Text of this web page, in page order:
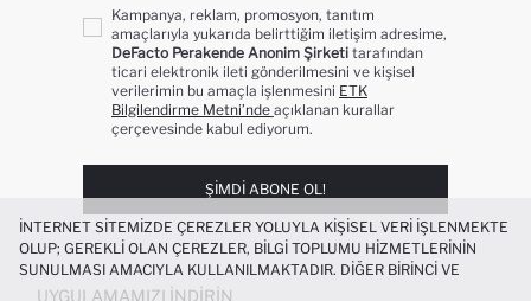
Kampanya, reklam, promosyon, tanıtım
amaçlarıyla yukarıda belirttiğim iletişim adresime,
DeFacto Perakende Anonim Şirketi tarafından
ticari elektronik ileti gönderilmesini ve kişisel
verilerimin bu amaçla işlenmesini ETK
Bilgilendirme Metni’nde açıklanan kurallar
çerçevesinde kabul ediyorum.
ŞIMDI ABONE OL!
UYGULAMAMIZI İNDIRIN
İNTERNET SITEMIZDE ÇEREZLER YOLUYLA KIŞISEL VERI IŞLENMEKTE
OLUP; GEREKLI OLAN ÇEREZLER, BILGI TOPLUMU HIZMETLERININ
SUNULMASI AMACIYLA KULLANILMAKTADIR. DIĞER BIRINCI VE
ÜÇÜNCÜ TARAF ÇEREZLER ISE SIZE DAHA IYI BIR ALIŞVERIŞ